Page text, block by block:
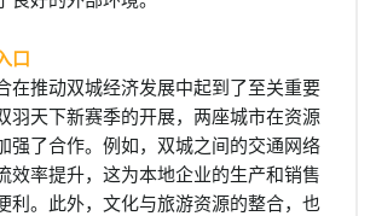
口
在推动双城经济发展中起到了至关重要
羽天下新赛季的开展，两座城市在资源
强了合作。例如，双城之间的交通网络
效率提升，这为本地企业的生产和销售
利。此外，文化与旅游资源的整合，也